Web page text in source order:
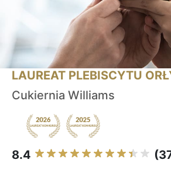
LAUREAT PLEBISCYTU
Cukiernia Williams
8.4